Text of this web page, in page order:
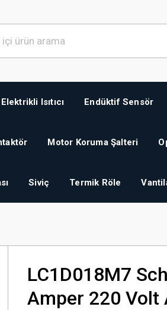
Elektrikli Isıtıcı Endüktif Sensör
Motor Koruma Şalteri
Siviç Termik Röle
LC1D018M7
Amper 220 Volt